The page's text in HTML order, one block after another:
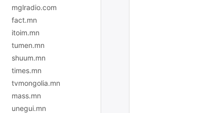
mglradio.com
fact.mn
itoim.mn
tumen.mn
shuum.mn
times.mn
tvmongolia.mn
mass.mn
unegui.mn